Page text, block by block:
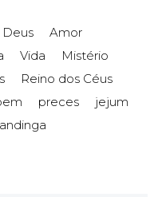
Deus
Amor
Vida
Mistério
Reino dos Céus
preces
jejum